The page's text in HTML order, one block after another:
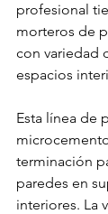
profesional
morteros de
con variedad
espacios
Esta línea de
terminación
paredes en
interiores. La